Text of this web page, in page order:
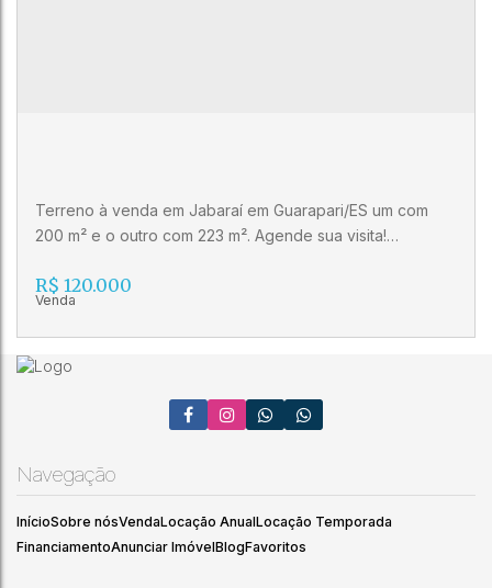
Guarapari/ES
R$ 120.000
CEP: 29220-400
Santo,Brasil
Terreno à venda em Jabaraí em Guarapari/ES um com
200 m² e o outro com 223 m². Agende sua visita!
0060 CRECI 10986 J
Navegação
InícioSobre nósVendaLocação AnualLocação Temporada
FinanciamentoAnunciar ImóvelBlogFavoritos